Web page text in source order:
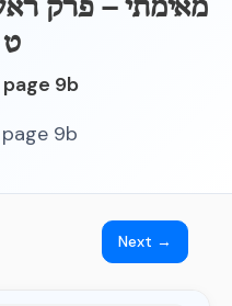
ט
9b
9b
Next →